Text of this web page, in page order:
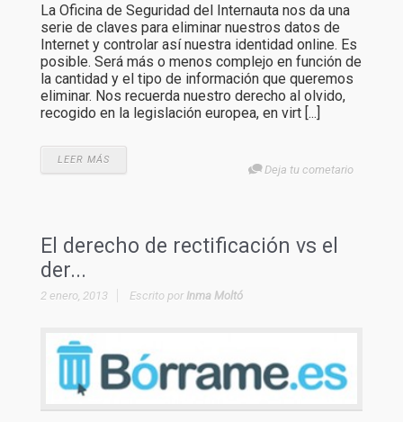
La Oficina de Seguridad del Internauta nos da una
serie de claves para eliminar nuestros datos de
Internet y controlar así nuestra identidad online. Es
posible. Será más o menos complejo en función de
la cantidad y el tipo de información que queremos
eliminar. Nos recuerda nuestro derecho al olvido,
recogido en la legislación europea, en virt [...]
LEER MÁS
Deja tu cometario
El derecho de rectificación vs el
der...
2 enero, 2013 Escrito por Inma Moltó